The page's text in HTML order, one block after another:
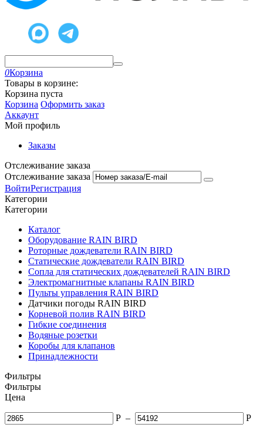
0Корзина
Товары в корзине:
Корзина пуста
Корзина Оформить заказ
Аккаунт
Мой профиль
Заказы
Отслеживание заказа
Отслеживание заказа
ВойтиРегистрация
Категории
Категории
Каталог
Оборудование RAIN BIRD
Роторные дождеватели RAIN BIRD
Статические дождеватели RAIN BIRD
Сопла для статических дождевателей RAIN BIRD
Электромагнитные клапаны RAIN BIRD
Пульты управления RAIN BIRD
Датчики погоды RAIN BIRD
Корневой полив RAIN BIRD
Гибкие соединения
Водяные розетки
Коробы для клапанов
Принадлежности
Фильтры
Фильтры
Цена
Р – Р